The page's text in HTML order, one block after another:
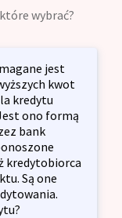
wybrać?
jest
kwot
kredytu
ono formą
bank
kredytobiorca
Są one